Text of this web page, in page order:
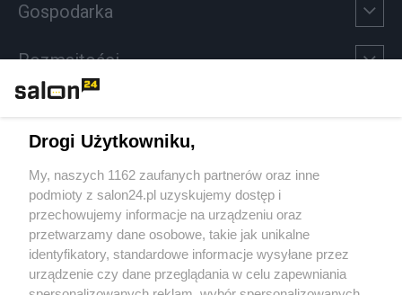
Gospodarka
Rozmaitości
Sport
Społeczeństwo
Kultura
Drogi Użytkowniku,
My, naszych 1162 zaufanych partnerów oraz inne
podmioty z salon24.pl uzyskujemy dostęp i
przechowujemy informacje na urządzeniu oraz
przetwarzamy dane osobowe, takie jak unikalne
identyfikatory, standardowe informacje wysyłane przez
urządzenie czy dane przeglądania w celu zapewniania